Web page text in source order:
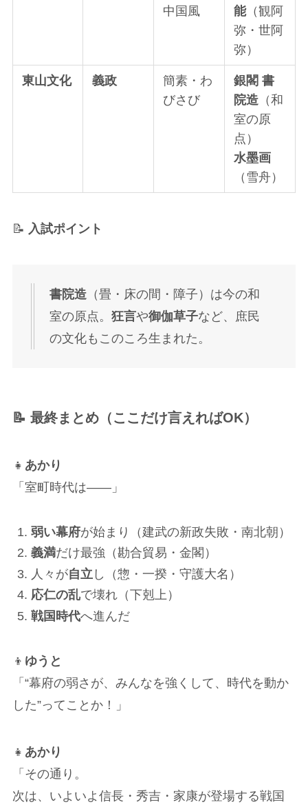
中国風
能（観阿
弥・世阿
弥）
東山文化 義政
簡素・わ
びさび
銀閣 書
院造 （和
室の原
点）
水墨画
（雪舟）
📝 入試ポイント
書院造（畳・床の間・障子）は今の和
室の原点。 狂言や御伽草子など、庶民
の文化もこのころ生まれた。
📝 最終まとめ（ここだけ言えればOK）
👧 あかり
「室町時代は――」
弱い幕府が始まり（建武の新政失敗・南北朝）
義満だけ最強（勘合貿易・金閣）
人々が自立 し（惣・一揆・守護大名）
応仁の乱で壊れ（下剋上）
戦国時代へ進んだ
👦 ゆうと
「“幕府の弱さが、みんなを強くして、時代を動か
した”ってことか！」
👧 あかり
「その通り。
次は、いよいよ信長・秀吉・家康が登場する戦国